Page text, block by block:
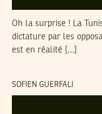
Oh la surprise ! La
dictature par les
est en réalité […]
SOFIEN GUERFALI